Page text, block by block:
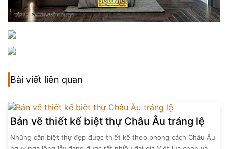
Bài viết liên quan
Bản vẽ thiết kế biệt thự Châu Âu tráng lệ
Những căn biệt thự đẹp được thiết kế theo phong cách Châu Âu